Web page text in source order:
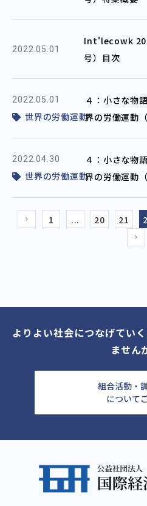
2022.05.01
Int'lecowk
号）目次
2022.05.01
世界の労働運動
４：小さな物
界の労働運動
2022.04.30
世界の労働運動
４：小さな物
界の労働運動
1 ... 20 21
よりよい社会につなげてい
ません
組合活動・
について